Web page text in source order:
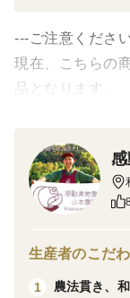
---ご注意くださ
現在、こちらの
品となります。
訳あり傷桃の商
糖度13度の桃を
す。
雨が一日降るだ
この商品は糖度
【黄桃】【白桃
生産者のこだ
1
農法貫き、